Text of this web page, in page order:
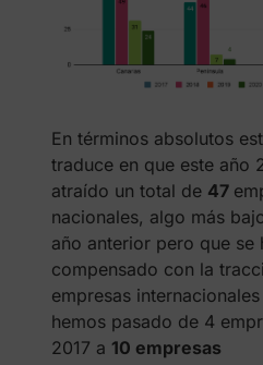
En términos absolutos
traduce en que este año
atraído un total de 47
nacionales, algo más
año anterior pero que se
compensado con la
empresas
hemos pasado de 4
2017 a 10 empresas